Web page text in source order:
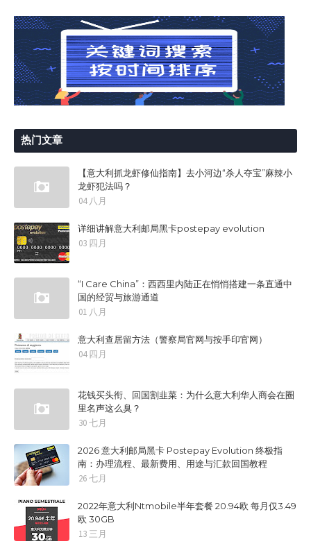
热门文章
【意大利抓龙虾修仙指南】去小河边“杀人夺宝”麻辣小
龙虾犯法吗？
04 八月
详细讲解意大利邮局黑卡postepay evolution
03 四月
“I Care China”：西西里内陆正在悄悄搭建一条直通中
国的经贸与旅游通道
01 八月
意大利查居留方法（警察局官网与按手印官网）
04 四月
花钱买头衔、回国割韭菜：为什么意大利华人商会在圈
里名声这么臭？
30 七月
2026 意大利邮局黑卡 Postepay Evolution 终极指
南：办理流程、最新费用、用途与汇款回国教程
26 七月
2022年意大利Ntmobile半年套餐 20.94欧 每月仅3.49
欧 30GB
13 三月